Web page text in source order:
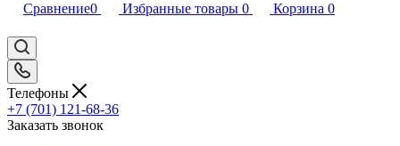
Сравнение0 Избранные товары 0 Корзина 0
Телефоны
+7 (701) 121-68-36
Заказать звонок